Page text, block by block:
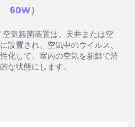
60W）
気殺菌装置は、天井または空
設置され、空気中のウイルス、
化して、室内の空気を新鮮で清
な状態にします。